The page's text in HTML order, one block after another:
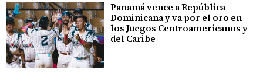
Panamá vence a República
Dominicana y va por el oro en
los Juegos Centroamericanos y
del Caribe